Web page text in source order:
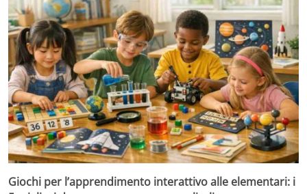
Giochi per l’apprendimento interattivo alle elementari: i